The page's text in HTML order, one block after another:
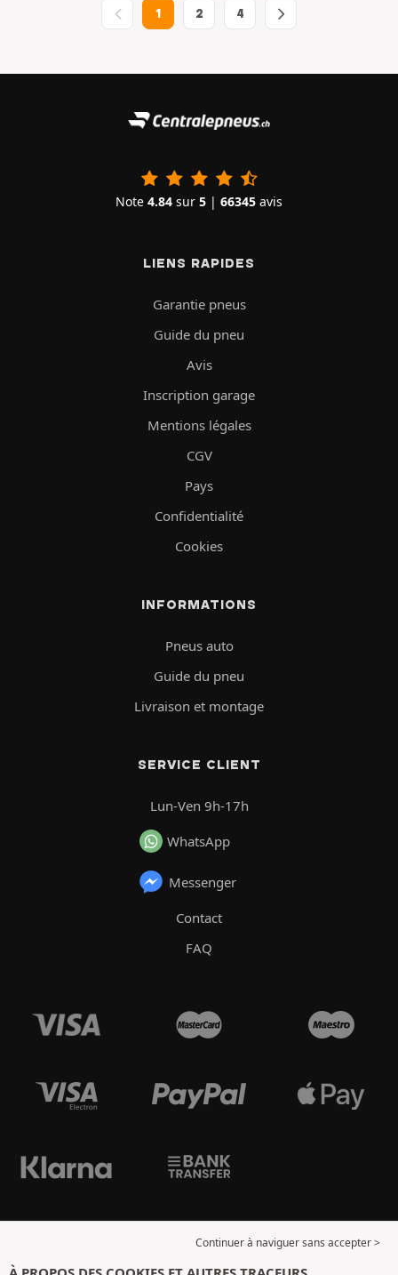
1 2 4
Note 4.84 sur 5 | 66345 avis
LIENS RAPIDES
Garantie pneus
Guide du pneu
Avis
Inscription garage
Mentions légales
CGV
Pays
Confidentialité
Cookies
INFORMATIONS
Pneus auto
Guide du pneu
Livraison et montage
SERVICE CLIENT
Lun-Ven 9h-17h
WhatsApp
Messenger
Contact
FAQ
Continuer à naviguer sans accepter >